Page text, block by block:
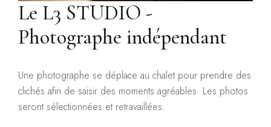
Le L3 STUDIO -
Photographe indépendant
Une photographe se déplace au chalet pour prendre des
clichés afin de saisir des moments agréables. Les photos
seront sélectionnées et retravaillées.